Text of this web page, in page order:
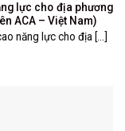
lực cho địa phương
ACA – Việt Nam)
năng lực cho địa [...]